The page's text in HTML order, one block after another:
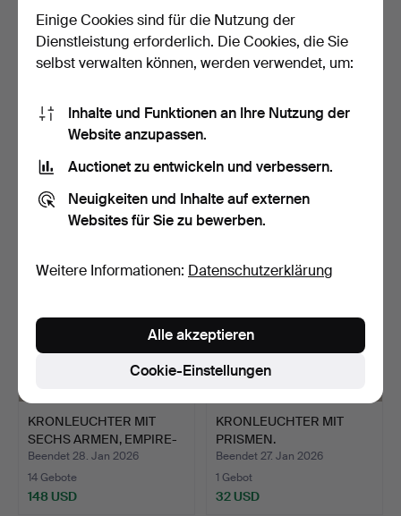
LEUCHTER. ERZ. 20.
JAHRHUNDERT.
7 Gebote
60 USD
KRONLEUCHTER IM
59 USD
KRONLEUCHTER MIT
SECHS ARMEN, EMPIRE-
STIL.
Beendet 28. Jan 2026
14 Gebote
148 USD
KRONLEUCHTER MIT
PRISMEN.
Beendet 27. Jan 2026
1 Gebot
32 USD
Einige Cookies sind für die Nutzung der
Dienstleistung erforderlich. Die Cookies, die Sie
selbst verwalten können, werden verwendet, um:
Inhalte und Funktionen an Ihre Nutzung der
Website anzupassen.
Auctionet zu entwickeln und verbessern.
Neuigkeiten und Inhalte auf externen
Websites für Sie zu bewerben.
Weitere Informationen: Datenschutzerklärung
Cookie-Einstellungen
Alle akzeptieren